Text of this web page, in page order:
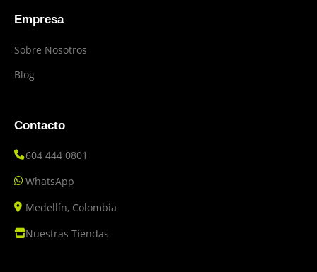
Empresa
Sobre Nosotros
Blog
Contacto
604 444 0801
WhatsApp
Medellín, Colombia
Nuestras Tiendas